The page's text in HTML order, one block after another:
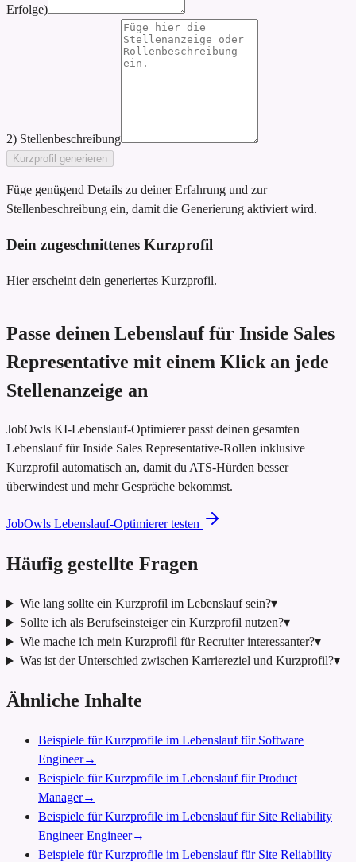
Erfolge)
2) Stellenbeschreibung
Kurzprofil generieren
Füge genügend Details zu deiner Erfahrung und zur
Stellenbeschreibung ein, damit die Generierung aktiviert wird.
Dein zugeschnittenes Kurzprofil
Hier erscheint dein generiertes Kurzprofil.
Passe deinen Lebenslauf für Inside Sales
Representative mit einem Klick an jede
Stellenanzeige an
JobOwls KI-Lebenslauf-Optimierer passt deinen gesamten
Lebenslauf für Inside Sales Representative-Rollen inklusive
Kurzprofil automatisch an, damit du ATS-Hürden besser
überwindest und mehr Gespräche bekommst.
JobOwls Lebenslauf-Optimierer testen
Häufig gestellte Fragen
Wie lang sollte ein Kurzprofil im Lebenslauf sein?▾
Sollte ich als Berufseinsteiger ein Kurzprofil nutzen?▾
Wie mache ich mein Kurzprofil für Recruiter interessanter?▾
Was ist der Unterschied zwischen Karriereziel und Kurzprofil?▾
Ähnliche Inhalte
Beispiele für Kurzprofile im Lebenslauf für Software
Engineer→
Beispiele für Kurzprofile im Lebenslauf für Product
Manager→
Beispiele für Kurzprofile im Lebenslauf für Site Reliability
Engineer Engineer→
Beispiele für Kurzprofile im Lebenslauf für Site Reliability